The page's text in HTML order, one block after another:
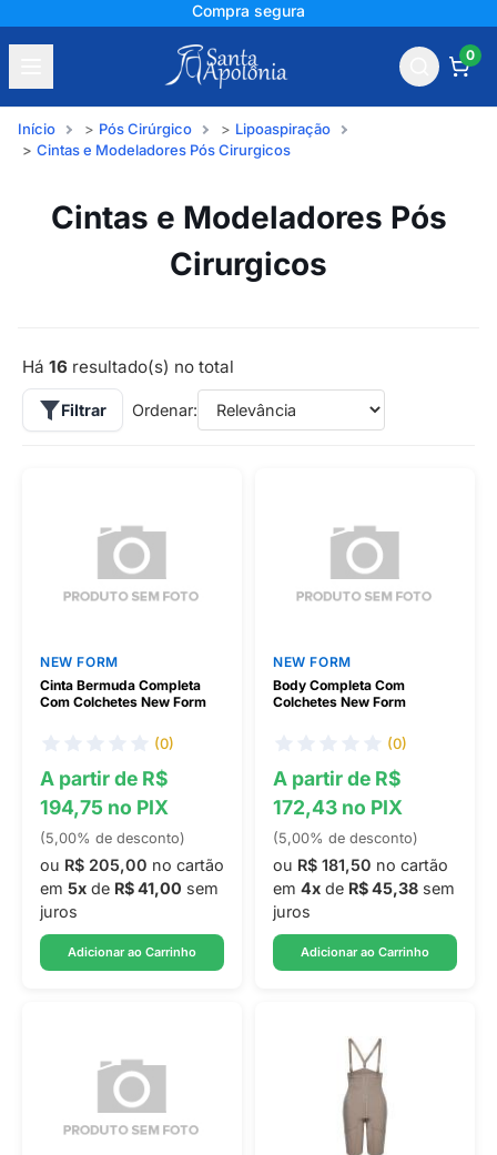
+150 mil avaliações
0
Início Pós Cirúrgico
Lipoaspiração
Cintas e Modeladores Pós Cirurgicos
Cintas e Modeladores Pós
Cirurgicos
Há 16 resultado(s) no total
Filtrar Ordenar:
NEW FORM
Cinta Bermuda Completa
Com Colchetes New Form
(0)
A partir de R$
194,75 no PIX
(5,00% de desconto)
ou R$ 205,00 no cartão
em 5x de R$ 41,00 sem
juros
Adicionar ao Carrinho
NEW FORM
Body Completa Com
Colchetes New Form
(0)
A partir de R$
172,43 no PIX
(5,00% de desconto)
ou R$ 181,50 no cartão
em 4x de R$ 45,38 sem
juros
Adicionar ao Carrinho